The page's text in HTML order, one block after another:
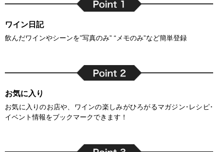
ワイン日記
飲んだワインやシーンを”写真のみ” “メモのみ”など簡単登録
お気に入り
お気に入りのお店や、ワインの楽しみがひろがるマガジン･レシピ･
イベント情報をブックマークできます！